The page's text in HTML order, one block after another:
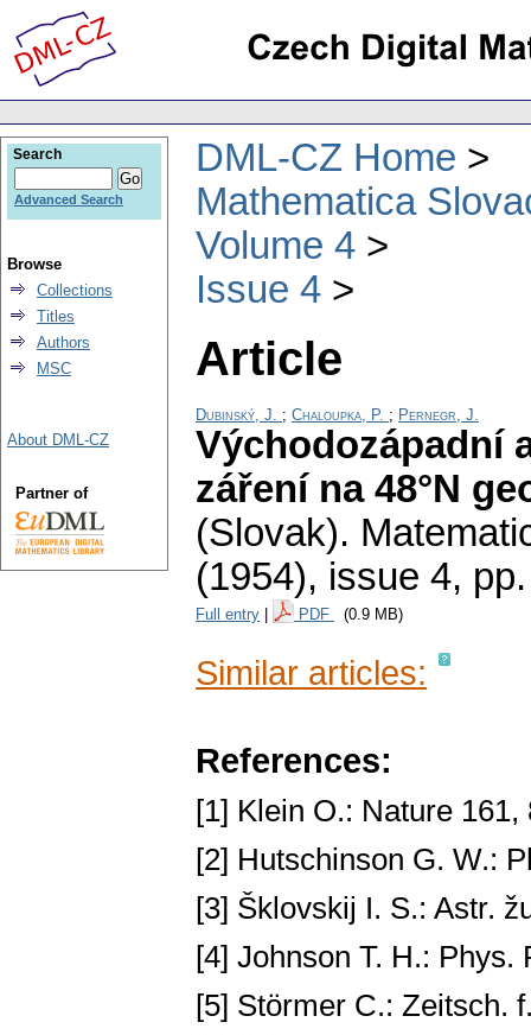
DML-CZ Home
Mathematica
Volume 4
Issue 4
Article
Dubinský, J. ; Chaloupka, P. ; Pernegr, J.
Východozápadní
záření na 48°N
(Slovak).
(1954), issue 4,
Full entry PDF (0.9 MB)
Similar articles:
References:
[1] Klein O.: Nature
[2] Hutschinson G. W.:
[3] Šklovskij I. S.: Astr.
[4] Johnson T. H.:
[5] Störmer C.: Zeitsch.
Search
Advanced Search
Browse
Collections
Titles
Authors
MSC
About DML-CZ
Partner of